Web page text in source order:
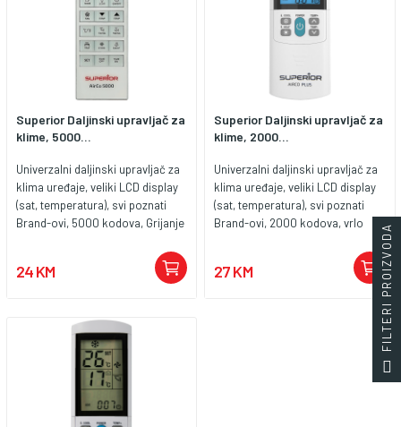
Superior Daljinski upravljač za
klime, 5000...
Univerzalni daljinski upravljač za
klima uređaje, veliki LCD display
(sat, temperatura), svi poznati
Brand-ovi, 5000 kodova, Grijanje
pretraživanje kodova, elegantan
24 KM
Superior Daljinski upravljač za
klime, 2000...
Univerzalni daljinski upravljač za
klima uređaje, veliki LCD display
(sat, temperatura), svi poznati
Brand-ovi, 2000 kodova, vrlo
27 KM FILTERI PROIZVODA